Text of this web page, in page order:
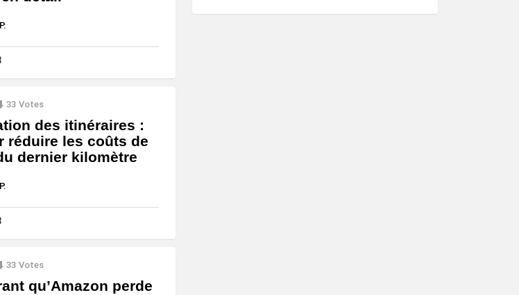
33 Votes
des itinéraires :
réduire les coûts de
dernier kilomètre
33 Votes
qu’Amazon perde